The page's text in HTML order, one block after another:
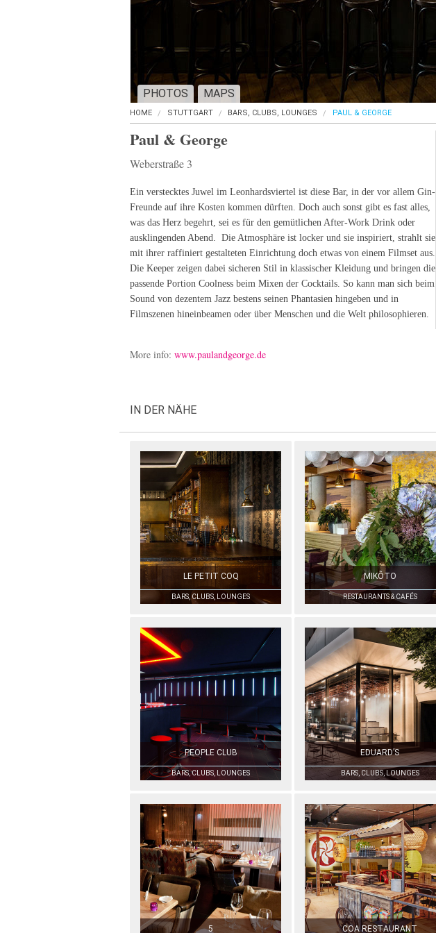
PHOTOS MAPS
HOME STUTTGART BARS, CLUBS, LOUNGES PAUL & GEORGE
Paul & George
Weberstraße 3
Ein verstecktes Juwel im Leonhardsviertel ist diese Bar, in der vor allem Gin-
Freunde auf ihre Kosten kommen dürften. Doch auch sonst gibt es fast alles,
was das Herz begehrt, sei es für den gemütlichen After-Work Drink oder
ausklingenden Abend. Die Atmosphäre ist locker und sie inspiriert, strahlt sie
mit ihrer raffiniert gestalteten Einrichtung doch etwas von einem Filmset aus.
Die Keeper zeigen dabei sicheren Stil in klassischer Kleidung und bringen die
passende Portion Coolness beim Mixen der Cocktails. So kann man sich beim
Sound von dezentem Jazz bestens seinen Phantasien hingeben und in
Filmszenen hineinbeamen oder über Menschen und die Welt philosophieren.
More info: www.paulandgeorge.de
IN DER NÄHE
LE PETIT COQ
BARS, CLUBS, LOUNGES
MIKÔTO
RESTAURANTS & CAFÉS
PEOPLE CLUB
BARS, CLUBS, LOUNGES
EDUARD’S
BARS, CLUBS, LOUNGES
5 COA RESTAURANT